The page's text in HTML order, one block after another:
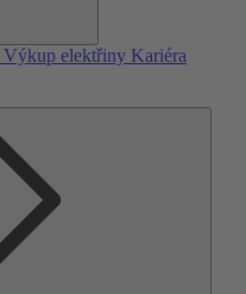
Výkup elektřiny Kariéra